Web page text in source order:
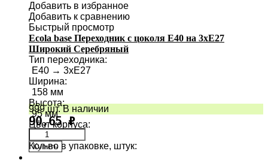
Добавить в избранное
Добавить к сравнению
Быстрый просмотр
Ecola base Переходник с цоколя E40 на 3хE27
Широкий Серебряный
Тип переходника:
E40 → 3хE27
Ширина:
158 мм
Высота:
95 мм
Цвет корпуса:
Кол-во в упаковке, штук:
999 шт. В наличии
90,65₽
Купить